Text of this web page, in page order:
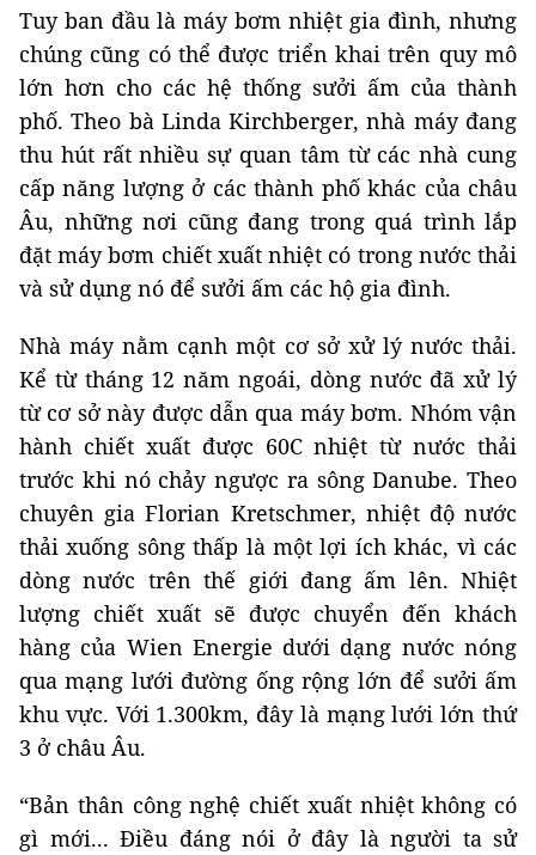
Tuy ban đầu là máy bơm nhiệt gia đình, nhưng
chúng cũng có thể được triển khai trên quy mô
lớn hơn cho các hệ thống sưởi ấm của thành
phố. Theo bà Linda Kirchberger, nhà máy đang
thu hút rất nhiều sự quan tâm từ các nhà cung
cấp năng lượng ở các thành phố khác của châu
Âu, những nơi cũng đang trong quá trình lắp
đặt máy bơm chiết xuất nhiệt có trong nước thải
và sử dụng nó để sưởi ấm các hộ gia đình.
Nhà máy nằm cạnh một cơ sở xử lý nước thải.
Kể từ tháng 12 năm ngoái, dòng nước đã xử lý
từ cơ sở này được dẫn qua máy bơm. Nhóm vận
hành chiết xuất được 60C nhiệt từ nước thải
trước khi nó chảy ngược ra sông Danube. Theo
chuyên gia Florian Kretschmer, nhiệt độ nước
thải xuống sông thấp là một lợi ích khác, vì các
dòng nước trên thế giới đang ấm lên. Nhiệt
lượng chiết xuất sẽ được chuyển đến khách
hàng của Wien Energie dưới dạng nước nóng
qua mạng lưới đường ống rộng lớn để sưởi ấm
khu vực. Với 1.300km, đây là mạng lưới lớn thứ
3 ở châu Âu.
“Bản thân công nghệ chiết xuất nhiệt không có
gì mới... Điều đáng nói ở đây là người ta sử